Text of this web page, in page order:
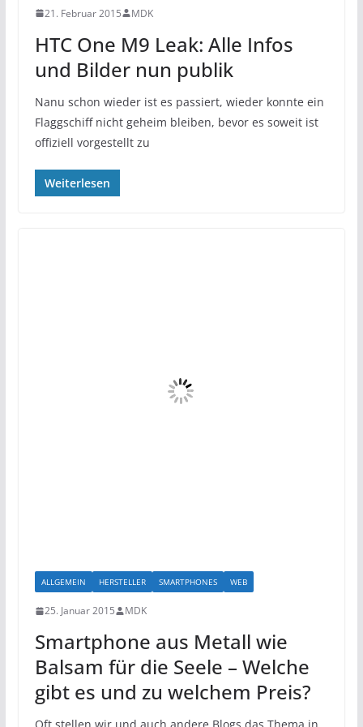
21. Februar 2015 MDK
HTC One M9 Leak: Alle Infos
und Bilder nun publik
Nanu schon wieder ist es passiert, wieder konnte ein
Flaggschiff nicht geheim bleiben, bevor es soweit ist
offiziell vorgestellt zu
Weiterlesen
ALLGEMEIN HERSTELLER SMARTPHONES WEB
25. Januar 2015 MDK
Smartphone aus Metall wie
Balsam für die Seele – Welche
gibt es und zu welchem Preis?